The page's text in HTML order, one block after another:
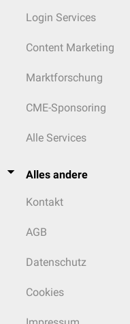
Login Services
Content Marketing
Marktforschung
CME-Sponsoring
Alle Services
Alles andere
Kontakt
AGB
Datenschutz
Cookies